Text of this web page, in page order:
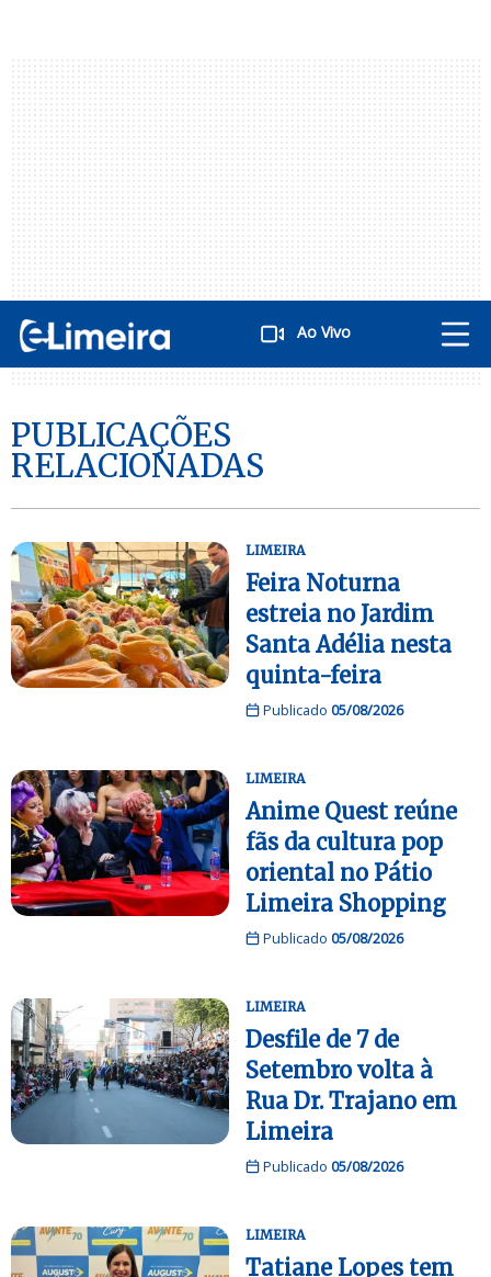
Ao Vivo
PUBLICAÇÕES
RELACIONADAS
LIMEIRA
Feira Noturna
estreia no Jardim
Santa Adélia nesta
quinta-feira
Publicado 05/08/2026
LIMEIRA
Anime Quest reúne
fãs da cultura pop
oriental no Pátio
Limeira Shopping
Publicado 05/08/2026
LIMEIRA
Desfile de 7 de
Setembro volta à
Rua Dr. Trajano em
Limeira
Publicado 05/08/2026
LIMEIRA
Tatiane Lopes tem